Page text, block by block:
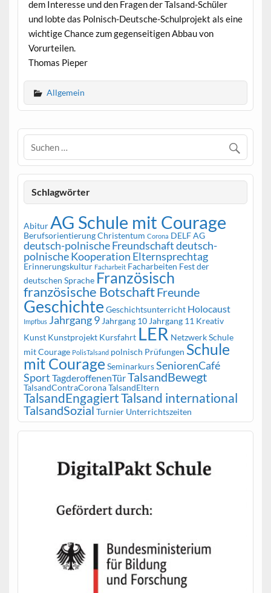
dem Interesse und den Fragen der Talsand-Schüler
und lobte das Polnisch-Deutsche-Schulprojekt als eine
wichtige Chance zum gegenseitigen Abbau von
Vorurteilen.
Thomas Pieper
Allgemein
Schlagwörter
Abitur AG Schule mit Courage
BerufsorientierungChristentum Corona DELF AG
deutsch-polnische Freundschaftdeutsch-
polnische Kooperation Elternsprechtag
Erinnerungskultur Facharbeit Facharbeiten Fest der
deutschen Sprache Französisch
französische BotschaftFreunde
Geschichte Geschichtsunterricht Holocaust
Impfbus Jahrgang 9 Jahrgang 10 Jahrgang 11 Kreativ
Kunst Kunstprojekt Kursfahrt LER Netzwerk Schule
mit Courage PolisTalsand polnisch Prüfungen Schule
mit Courage SeminarkursSeniorenCafé
Sport TagderoffenenTürTalsandBewegt
TalsandContraCoronaTalsandEltern
TalsandEngagiertTalsand international
TalsandSozial Turnier Unterrichtszeiten